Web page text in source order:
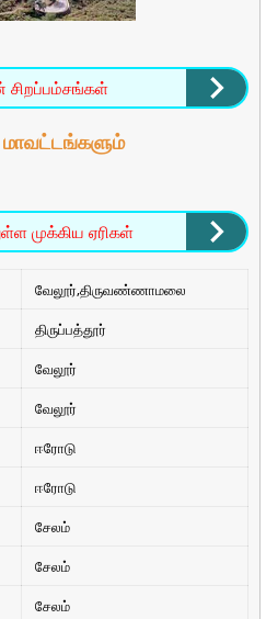
சிறப்பம்சங்கள்
முக்கிய ஏரிகள்
வேலூர்,திருவண்ணாமலை
திருப்பத்தூர்
வேலூர்
வேலூர்
ஈரோடு
ஈரோடு
சேலம்
சேலம்
சேலம்